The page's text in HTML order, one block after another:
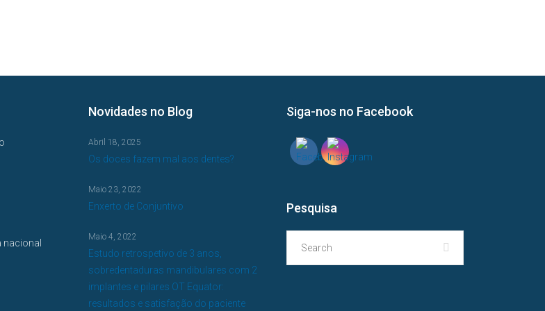
nacional
Novidades no Blog
Os doces fazem mal aos dentes?
Abril 18, 2025
Enxerto de Conjuntivo
Maio 23, 2022
Estudo retrospetivo de 3 anos,
sobredentaduras mandibulares com 2
implantes e pilares OT Equator:
resultados e satisfação do paciente
Maio 4, 2022
Siga-nos no Facebook
Pesquisa